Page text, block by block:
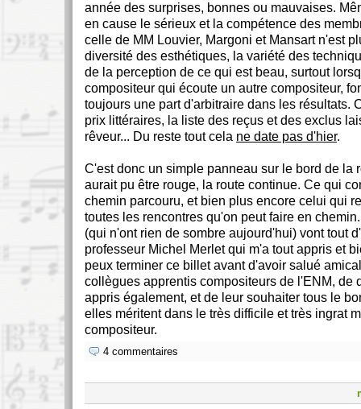
année des surprises, bonnes ou mauvaises.
en cause le sérieux et la compétence des
celle de MM Louvier, Margoni et Mansart n'est
diversité des esthétiques, la variété des
de la perception de ce qui est beau, surtout
compositeur qui écoute un autre compositeur,
toujours une part d'arbitraire dans les résultats.
prix littéraires, la liste des reçus et des exclus
rêveur... Du reste tout cela ne date pas d'hier.
C'est donc un simple panneau sur le bord de la
aurait pu être rouge, la route continue. Ce qui
chemin parcouru, et bien plus encore celui qui
toutes les rencontres qu'on peut faire en
(qui n'ont rien de sombre aujourd'hui) vont tout
professeur Michel Merlet qui m'a tout appris et
peux terminer ce billet avant d'avoir salué
collègues apprentis compositeurs de l'ENM, de
appris également, et de leur souhaiter tous le
elles méritent dans le très difficile et très ingrat
compositeur.
4 commentaires